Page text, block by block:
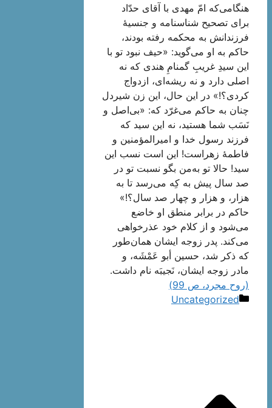
هنگامى‌كه امّ مهدى با آقاى حدّاد
براى تصحیح شناسنامه و جنسیۀ
فرزندانش به محکمه رفته بودند،
حاكم به او می‌گوید: «حیف نبود تو با
این سیدِ غریبِ گمنامِ هندى كه نه
اصلى دارد و نه ریشه‌اى، ازدواج
كردى؟!» در این حال، این زن شیردل
چنان به حاكم مى‌غرّد كه: «بى‌اصل و
نَسَب شما هستید، نه این سید كه
فرزند رسول خدا و امیرالمؤمنین و
فاطمۀ زهراست! این است نسب این
سید! حالا تو به‌من بگو نسبت تو در
صد سال پیش به كِه می‌رسد تا به
هزار، و هزار و چهار صد سال؟!»
حاكم در برابر منطق او خاضع
مى‌شود و از كلام خود عذرخواهى
می‌كند. پدر زوجه ایشان همان‌طور
كه ذكر شد، حسین أبو عَمْشَه‌، و
مادر زوجه ایشان، نَجیبَه نام داشت.
(روح مجرد، ص 99)
دسته‌ها
Uncategorized